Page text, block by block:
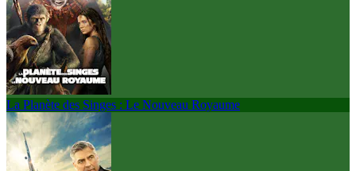
La Planète des Singes : Le Nouveau Royaume